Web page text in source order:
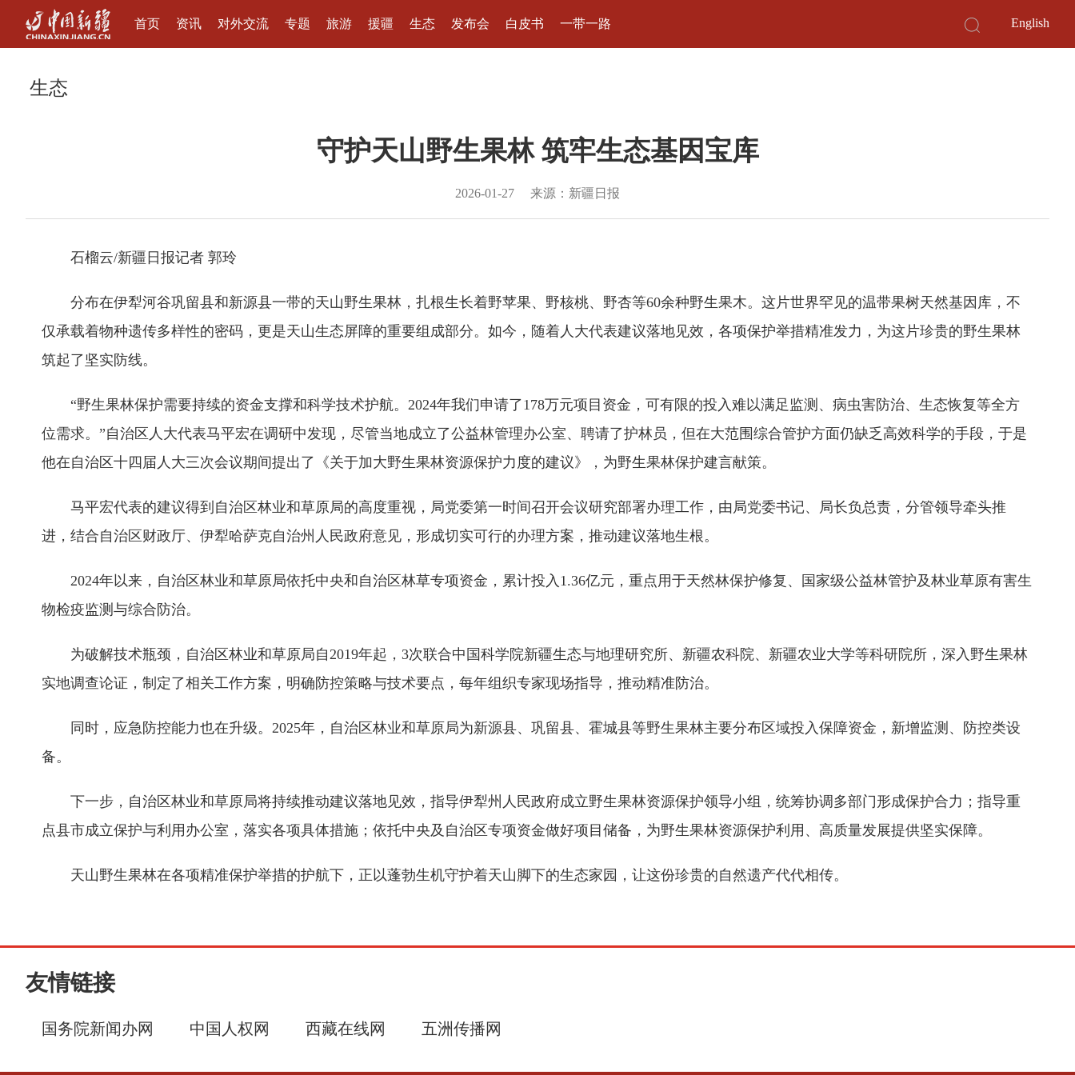
首页 资讯 对外交流 专题 旅游 援疆 生态 发布会 白皮书 一带一路 English
生态
守护天山野生果林 筑牢生态基因宝库
2026-01-27 来源：新疆日报
石榴云/新疆日报记者 郭玲
分布在伊犁河谷巩留县和新源县一带的天山野生果林，扎根生长着野苹果、野核桃、野杏等60余种野生果木。这片世界罕见的温带果树天然基因库，不
仅承载着物种遗传多样性的密码，更是天山生态屏障的重要组成部分。如今，随着人大代表建议落地见效，各项保护举措精准发力，为这片珍贵的野生果林
筑起了坚实防线。
“野生果林保护需要持续的资金支撑和科学技术护航。2024年我们申请了178万元项目资金，可有限的投入难以满足监测、病虫害防治、生态恢复等全方
位需求。”自治区人大代表马平宏在调研中发现，尽管当地成立了公益林管理办公室、聘请了护林员，但在大范围综合管护方面仍缺乏高效科学的手段，于是
他在自治区十四届人大三次会议期间提出了《关于加大野生果林资源保护力度的建议》，为野生果林保护建言献策。
马平宏代表的建议得到自治区林业和草原局的高度重视，局党委第一时间召开会议研究部署办理工作，由局党委书记、局长负总责，分管领导牵头推
进，结合自治区财政厅、伊犁哈萨克自治州人民政府意见，形成切实可行的办理方案，推动建议落地生根。
2024年以来，自治区林业和草原局依托中央和自治区林草专项资金，累计投入1.36亿元，重点用于天然林保护修复、国家级公益林管护及林业草原有害生
物检疫监测与综合防治。
为破解技术瓶颈，自治区林业和草原局自2019年起，3次联合中国科学院新疆生态与地理研究所、新疆农科院、新疆农业大学等科研院所，深入野生果林
实地调查论证，制定了相关工作方案，明确防控策略与技术要点，每年组织专家现场指导，推动精准防治。
同时，应急防控能力也在升级。2025年，自治区林业和草原局为新源县、巩留县、霍城县等野生果林主要分布区域投入保障资金，新增监测、防控类设
备。
下一步，自治区林业和草原局将持续推动建议落地见效，指导伊犁州人民政府成立野生果林资源保护领导小组，统筹协调多部门形成保护合力；指导重
点县市成立保护与利用办公室，落实各项具体措施；依托中央及自治区专项资金做好项目储备，为野生果林资源保护利用、高质量发展提供坚实保障。
天山野生果林在各项精准保护举措的护航下，正以蓬勃生机守护着天山脚下的生态家园，让这份珍贵的自然遗产代代相传。
友情链接
国务院新闻办网 中国人权网 西藏在线网 五洲传播网